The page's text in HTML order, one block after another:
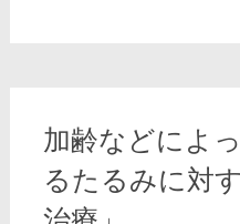
グ
ケ
ア
加齢などによ
るたるみに対